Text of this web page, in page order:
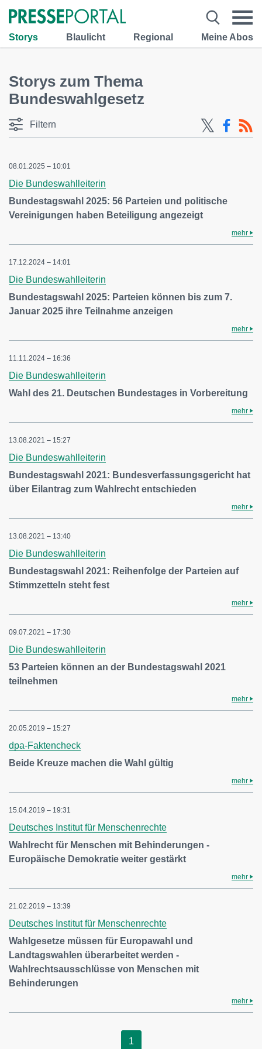
Storys Blaulicht Regional Meine Abos
Storys zum Thema
Bundeswahlgesetz
Filtern
08.01.2025 – 10:01
Die Bundeswahlleiterin
Bundestagswahl 2025: 56 Parteien und politische
Vereinigungen haben Beteiligung angezeigt
mehr
17.12.2024 – 14:01
Die Bundeswahlleiterin
Bundestagswahl 2025: Parteien können bis zum 7.
Januar 2025 ihre Teilnahme anzeigen
mehr
11.11.2024 – 16:36
Die Bundeswahlleiterin
Wahl des 21. Deutschen Bundestages in Vorbereitung
mehr
13.08.2021 – 15:27
Die Bundeswahlleiterin
Bundestagswahl 2021: Bundesverfassungsgericht hat
über Eilantrag zum Wahlrecht entschieden
mehr
13.08.2021 – 13:40
Die Bundeswahlleiterin
Bundestagswahl 2021: Reihenfolge der Parteien auf
Stimmzetteln steht fest
mehr
09.07.2021 – 17:30
Die Bundeswahlleiterin
53 Parteien können an der Bundestagswahl 2021
teilnehmen
mehr
20.05.2019 – 15:27
dpa-Faktencheck
Beide Kreuze machen die Wahl gültig
mehr
15.04.2019 – 19:31
Deutsches Institut für Menschenrechte
Wahlrecht für Menschen mit Behinderungen -
Europäische Demokratie weiter gestärkt
mehr
21.02.2019 – 13:39
Deutsches Institut für Menschenrechte
Wahlgesetze müssen für Europawahl und
Landtagswahlen überarbeitet werden -
Wahlrechtsausschlüsse von Menschen mit
Behinderungen
mehr
1